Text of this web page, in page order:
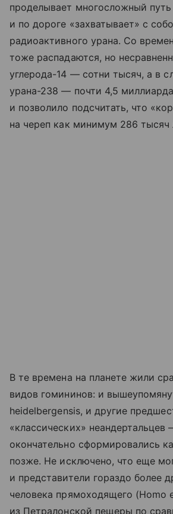
проделывает многосложный
и по дороге «захватывает» с
радиоактивного урана. Со
тоже распадаются, но
углерода-14 — сотни тысяч, а в
урана-238 — почти 4,5
и позволило подсчитать, что
на череп как минимум 286 тысяч
В те времена на планете жили
видов гомининов: и
heidelbergensis, и другие
«классических» неандертальцев
окончательно сформировались
позже. Не исключено, что еще
и представители гораздо более
человека прямоходящего (Homo
из Петралонской пещеры по